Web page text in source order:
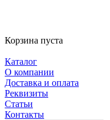
Корзина пуста
Каталог
О компании
Доставка и оплата
Реквизиты
Статьи
Контакты